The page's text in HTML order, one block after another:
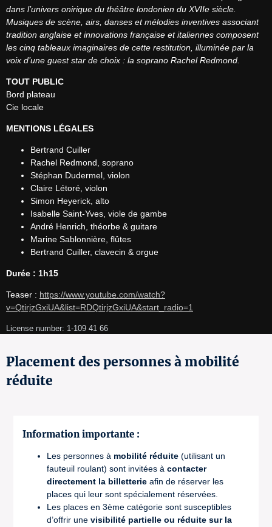
dans l’univers onirique du théâtre londonien du XVIIe siècle.
Musiques de scène, airs, danses et mélodies inventives associant
tradition anglaise et innovations française et italiennes composent
les cinq tableaux imaginaires de cette restitution, illuminée par la
voix d’une guest star de choix : la soprano Rachel Redmond.
TOUT PUBLIC
Bord plateau
Cie locale
MENTIONS LÉGALES
Bertrand Cuiller
Rachel Redmond, soprano
Stéphan Dudermel, violon
Claire Létoré, violon
Simon Heyerick, alto
Isabelle Saint-Yves, viole de gambe
André Henrich, théorbe & guitare
Marine Sablonnière, flûtes
Bertrand Cuiller, clavecin & orgue
Durée : 1h15
Teaser : https://www.youtube.com/watch?
v=QtirjzGxiUA&list=RDQtirjzGxiUA&start_radio=1
License number: 1-109 41 66
Placement des personnes à mobilité
réduite
Information importante :
Les personnes à mobilité réduite (utilisant un
fauteuil roulant) sont invitées à contacter
directement la billetterie afin de réserver les
places qui leur sont spécialement réservées.
Les places en 3ème catégorie sont susceptibles
d’offrir une visibilité partielle ou réduite sur la